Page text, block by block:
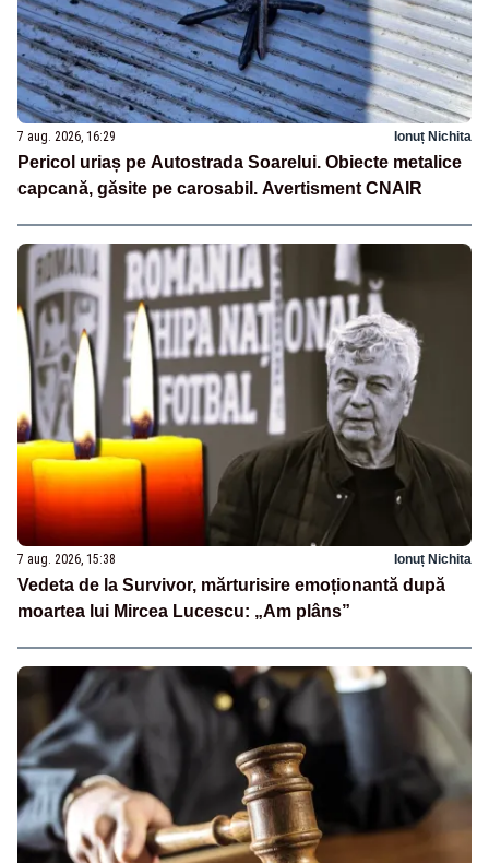
7 aug. 2026, 16:29 Ionuț Nichita
Pericol uriaș pe Autostrada Soarelui. Obiecte metalice
capcană, găsite pe carosabil. Avertisment CNAIR
7 aug. 2026, 15:38 Ionuț Nichita
Vedeta de la Survivor, mărturisire emoționantă după
moartea lui Mircea Lucescu: „Am plâns”